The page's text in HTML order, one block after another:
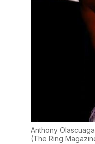
Anthony
(The Ring